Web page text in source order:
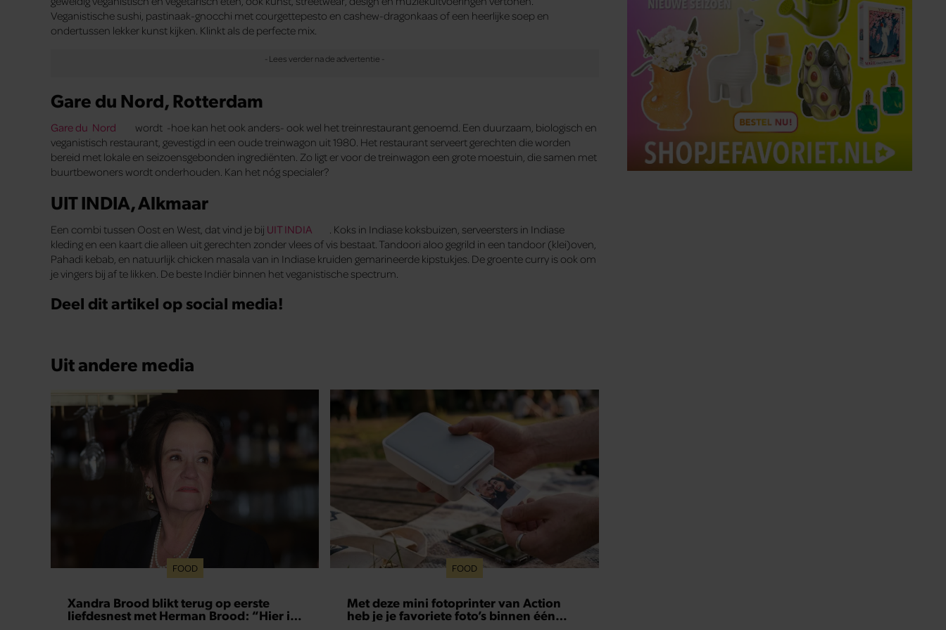
Veganistische sushi, pastinaak-gnocchi met courgettepesto en cashew-dragonkaas of een heerlijke soep en
ondertussen lekker kunst kijken. Klinkt als de perfecte mix.
Gare du Nord, Rotterdam
Gare du Nord
wordt -hoe kan het ook anders- ook wel het treinrestaurant genoemd. Een duurzaam, biologisch en
veganistisch restaurant, gevestigd in een oude treinwagon uit 1980. Het restaurant serveert gerechten die worden
bereid met lokale en seizoensgebonden ingrediënten. Zo ligt er voor de treinwagon een grote moestuin, die samen met
buurtbewoners wordt onderhouden. Kan het nóg specialer?
UIT INDIA, Alkmaar
Een combi tussen Oost en West, dat vind je bij UIT INDIA
. Koks in Indiase koksbuizen, serveersters in Indiase
kleding en een kaart die alleen uit gerechten zonder vlees of vis bestaat. Tandoori aloo gegrild in een tandoor (klei)oven,
Pahadi kebab, en natuurlijk chicken masala van in Indiase kruiden gemarineerde kipstukjes. De groente curry is ook om
je vingers bij af te likken. De beste Indiër binnen het veganistische spectrum.
Deel dit artikel op social media!
Uit andere media
FOOD
Xandra Brood blikt terug op eerste
liefdesnest met Herman Brood: “Hier is
FOOD
Met deze mini fotoprinter van Action
heb je je favoriete foto’s binnen één